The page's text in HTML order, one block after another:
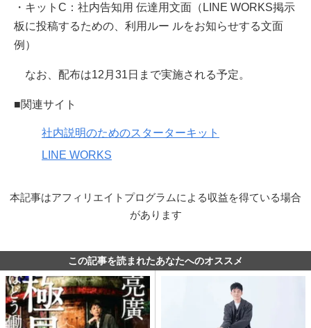
・キットC：社内告知用 伝達用文面（LINE WORKS掲示
板に投稿するための、利用ルー ルをお知らせする文面
例）
なお、配布は12月31日まで実施される予定。
■関連サイト
社内説明のためのスターターキット
LINE WORKS
本記事はアフィリエイトプログラムによる収益を得ている場合
があります
この記事を読まれたあなたへのオススメ